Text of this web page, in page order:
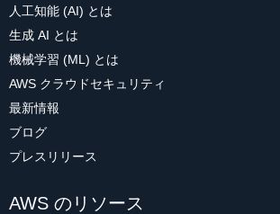
人工知能 (AI) とは
生成 AI とは
機械学習 (ML) とは
AWS クラウドセキュリティ
最新情報
ブログ
プレスリリース
AWS のリソース